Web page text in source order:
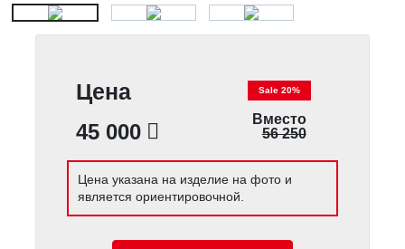
Цена
45 000
Sale 20%
Вместо
56 250
Цена указана на изделие на фото и
является ориентировочной.